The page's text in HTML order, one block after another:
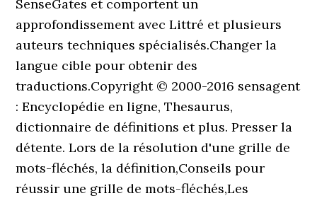
SenseGates et comportent un
approfondissement avec Littré et plusieurs
auteurs techniques spécialisés.Changer la
langue cible pour obtenir des
traductions.Copyright © 2000-2016 sensagent
: Encyclopédie en ligne, Thesaurus,
dictionnaire de définitions et plus. Presser la
détente. Lors de la résolution d'une grille de
mots-fléchés, la définition,Conseils pour
réussir une grille de mots-fléchés,Les